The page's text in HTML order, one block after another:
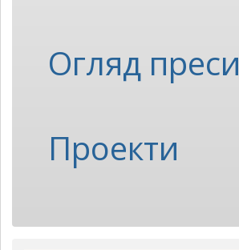
Огляд преси
Проекти